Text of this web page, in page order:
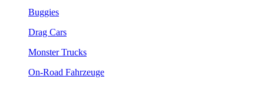
Buggies
Drag Cars
Monster Trucks
On-Road Fahrzeuge